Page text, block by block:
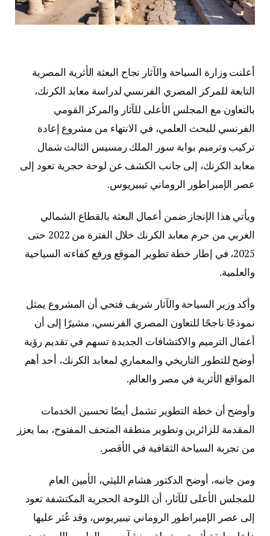
أعلنت وزارة السياحة والآثار نجاح البعثة الأثرية المصرية
التابعة للمركز المصري الفرنسي لدراسة معابد الكرنك،
بالتعاون مع المجلس الأعلى للآثار والمركز القومي
الفرنسي للبحث العلمي، في الانتهاء من مشروع إعادة
تركيب وترميم بوابة سور الملك رمسيس الثالث شمال
معابد الكرنك، إلى جانب الكشف عن لوحة حجرية تعود إلى
عصر الإمبراطور الروماني تيبيريوس.
ويأتي هذا الإنجاز ضمن أعمال البعثة بالقطاع الشمالي
الغربي من حرم معابد الكرنك خلال الفترة من 2022 حتى
2025، في إطار خطة تطوير الموقع ورفع كفاءته السياحية
والعلمية.
وأكد وزير السياحة والآثار شريف فتحي أن المشروع يمثل
نموذجًا ناجحًا للتعاون المصري الفرنسي، مشيرًا إلى أن
أعمال الترميم والاكتشافات الجديدة تسهم في تقديم رؤية
أوضح للتطور التاريخي والمعماري لمعابد الكرنك، أحد أهم
المواقع الأثرية في مصر والعالم.
وأوضح أن خطة التطوير تشمل أيضًا تحسين الخدمات
المقدمة للزائرين وتطوير منطقة المتحف المفتوح، بما يعزز
من تجربة السياحة الثقافية في الأقصر.
ومن جانبه، أوضح الدكتور هشام الليثي، الأمين العام
للمجلس الأعلى للآثار، أن اللوحة الحجرية المكتشفة تعود
إلى عصر الإمبراطور الروماني تيبيريوس، وقد عُثر عليها